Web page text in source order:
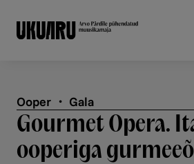
Ooper ・ Gala
Gourmet Opera.
ooperiga